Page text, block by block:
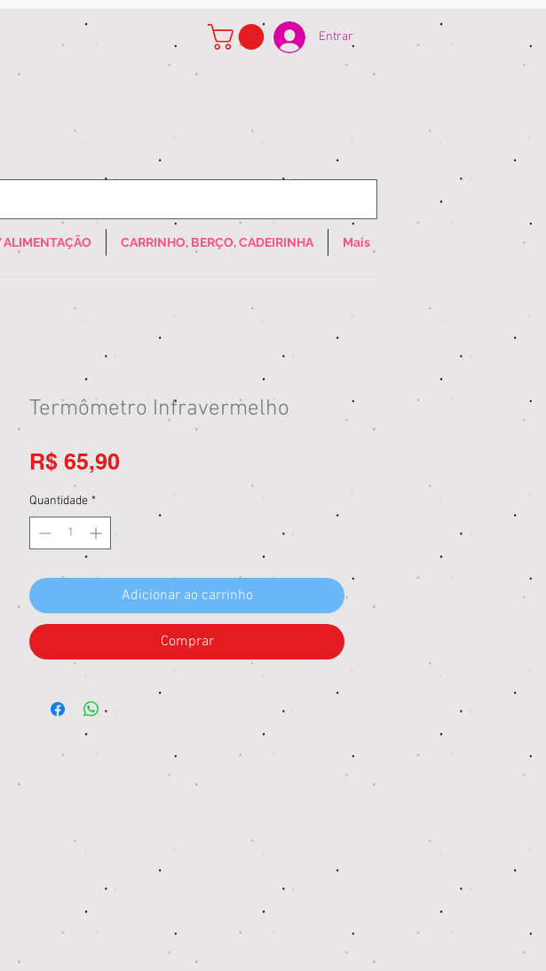
Entrar
ALIMENTAÇÃO CARRINHO, BERÇO, CADEIRINHA Mais
Termômetro Infravermelho
R$ 65,90
Quantidade *
Adicionar ao carrinho
Comprar